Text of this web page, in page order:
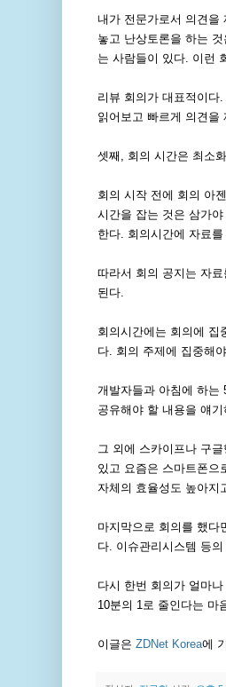
내가 전문가로서 의견을
놓고 난상토론을 하는
는 사람들이 있다. 이런
리뷰 회의가 대표적이다
읽어보고 빠르게 의견을
셋째, 회의 시간은 최소
회의 시작 전에 회의 아
시간을 잡는 것은 삼가
한다. 회의시간에 자료
따라서 회의 공지는 자
된다.
회의시간에는 회의에 집
다. 회의 주제에 집중해
개발자들과 아침에 하는
공유해야 할 내용을 얘
그 외에 스카이프나 구
있고 요즘은 스마트폰으
자체의 효율성도 높아지
마지막으로 회의를 했다
다. 이슈관리시스템 등
다시 한번 회의가 얼마
10분의 1로 줄인다는 마
이글은 ZDNet Korea에